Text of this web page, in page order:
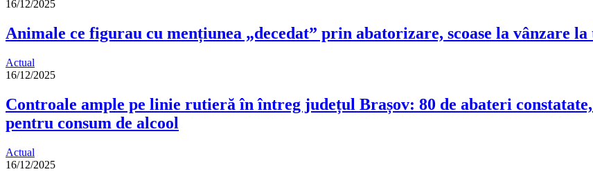
16/12/2025
Animale ce figurau cu mențiunea „decedat” prin abatorizare, scoase la vânzare
Actual
16/12/2025
Controale ample pe linie rutieră în întreg județul Brașov: 80 de abateri constatate,
pentru consum de alcool
Actual
16/12/2025